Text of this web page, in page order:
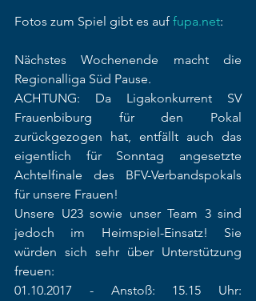
Fotos zum Spiel gibt es auf fupa.net:
Nächstes Wochenende macht die
Regionalliga Süd Pause.
ACHTUNG: Da Ligakonkurrent SV
Frauenbiburg für den Pokal
zurückgezogen hat, entfällt auch das
eigentlich für Sonntag angesetzte
Achtelfinale des BFV-Verbandspokals
für unsere Frauen!
Unsere U23 sowie unser Team 3 sind
jedoch im Heimspiel-Einsatz! Sie
würden sich sehr über Unterstützung
freuen:
01.10.2017 - Anstoß: 15.15 Uhr: